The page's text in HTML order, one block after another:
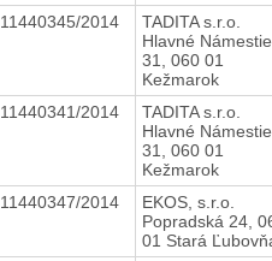
11440345/2014
TADITA s.r.o.
Hlavné
31, 060 01
Kežmarok
11440341/2014
TADITA s.r.o.
Hlavné
31, 060 01
Kežmarok
11440347/2014
EKOS, s.r.o.
Popradská 24,
01 Stará